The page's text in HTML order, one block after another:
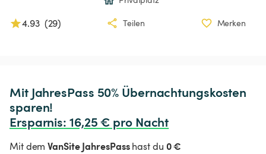
4.93 (29) Teilen Merken
Mit JahresPass 50% Übernachtungskosten
Ersparnis: 16,25 € pro Nacht
Mit demVanSite JahresPasshast du 0 €